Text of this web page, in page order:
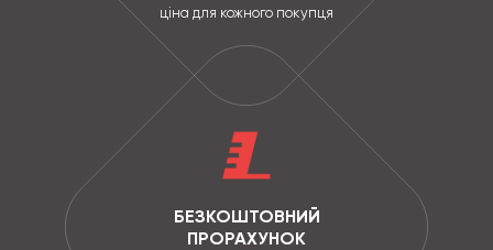
ціна для кожного покупця
БЕЗКОШТОВНИЙ
ПРОРАХУНОК